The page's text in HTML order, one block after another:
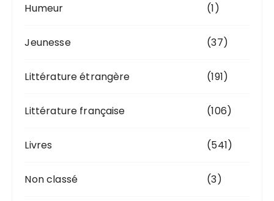
Humeur (1)
Jeunesse (37)
Littérature étrangère (191)
Littérature française (106)
Livres (541)
Non classé (3)